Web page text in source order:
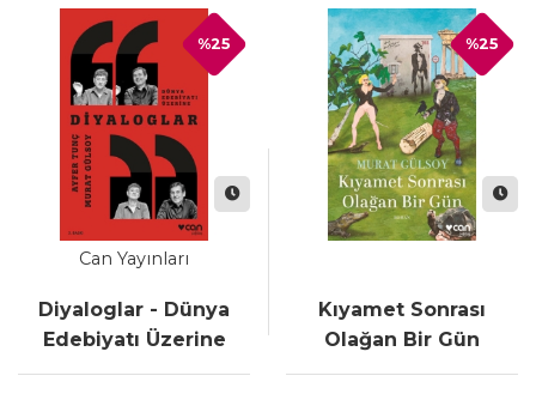
Can Yayınları
Diyaloglar - Dünya
Edebiyatı Üzerine
%25
Kıyamet Sonrası
Olağan Bir Gün
%25